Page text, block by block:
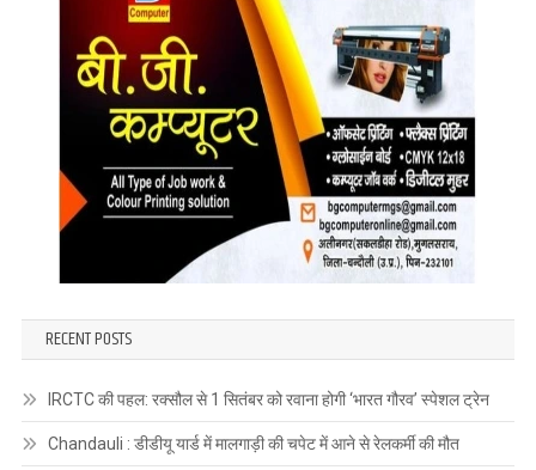
RECENT POSTS
IRCTC की पहल: रक्सौल से 1 सितंबर को रवाना होगी ‘भारत गौरव’ स्पेशल ट्रेन
Chandauli : डीडीयू यार्ड में मालगाड़ी की चपेट में आने से रेलकर्मी की मौत